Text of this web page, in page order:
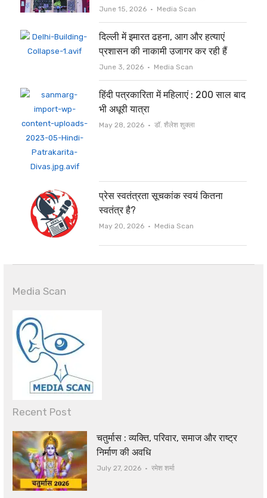
June 15, 2026 Author
Media Scan
दिल्ली में इमारत ढहना, आग और हत्याएं
प्रशासन की नाकामी उजागर कर रही हैं
June 3, 2026 Author
Media Scan
हिंदी पत्रकारिता में महिलाएं : 200 साल बाद
भी अधूरी यात्रा
May 28, 2026 Author
डॉ. शैलेश शुक्ला
प्रेस स्वतंत्रता सूचकांक स्वयं कितना
स्वतंत्र है?
May 20, 2026 Author
Media Scan
Media Scan
Recent Post
चतुर्मास : व्यक्ति, परिवार, समाज और राष्ट्र
निर्माण की अवधि
July 27, 2026 Author
रमेश शर्मा